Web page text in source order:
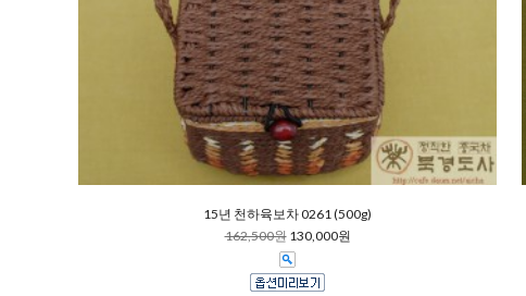
15년 천하육보차 0261 (500g)
162,500원 130,000원